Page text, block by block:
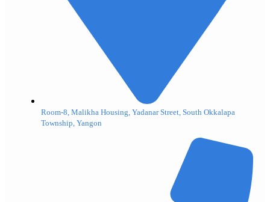
Room-8, Malikha Housing, Yadanar Street, South Okkalapa
Township, Yangon